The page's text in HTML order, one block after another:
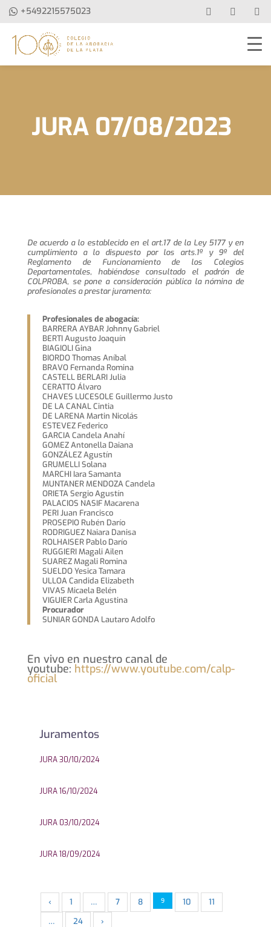
+5492215575023
JURA 07/08/2023
De acuerdo a lo establecido en el art.17 de la Ley 5177 y en
cumplimiento a lo dispuesto por los arts.1º y 9º del
Reglamento de Funcionamiento de los Colegios
Departamentales, habiéndose consultado el padrón de
COLPROBA, se pone a consideración pública la nómina de
profesionales a prestar juramento:
Profesionales de abogacía:
BARRERA AYBAR Johnny Gabriel
BERTI Augusto Joaquín
BIAGIOLI Gina
BIORDO Thomas Aníbal
BRAVO Fernanda Romina
CASTELL BERLARI Julia
CERATTO Álvaro
CHAVES LUCESOLE Guillermo Justo
DE LA CANAL Cintia
DE LARENA Martin Nicolás
ESTEVEZ Federico
GARCIA Candela Anahí
GOMEZ Antonella Daiana
GONZÁLEZ Agustín
GRUMELLI Solana
MARCHI Iara Samanta
MUNTANER MENDOZA Candela
ORIETA Sergio Agustín
PALACIOS NASIF Macarena
PERI Juan Francisco
PROSEPIO Rubén Darío
RODRIGUEZ Naiara Danisa
ROLHAISER Pablo Darío
RUGGIERI Magali Ailen
SUAREZ Magali Romina
SUELDO Yesica Tamara
ULLOA Candida Elizabeth
VIVAS Micaela Belén
VIGUIER Carla Agustina
Procurador
SUNIAR GONDA Lautaro Adolfo
En vivo en nuestro canal de
youtube: https://www.youtube.com/calp-
oficial
Juramentos
JURA 30/10/2024
JURA 16/10/2024
JURA 03/10/2024
JURA 18/09/2024
‹ 1 … 7 8 9 10
11
…
24 ›